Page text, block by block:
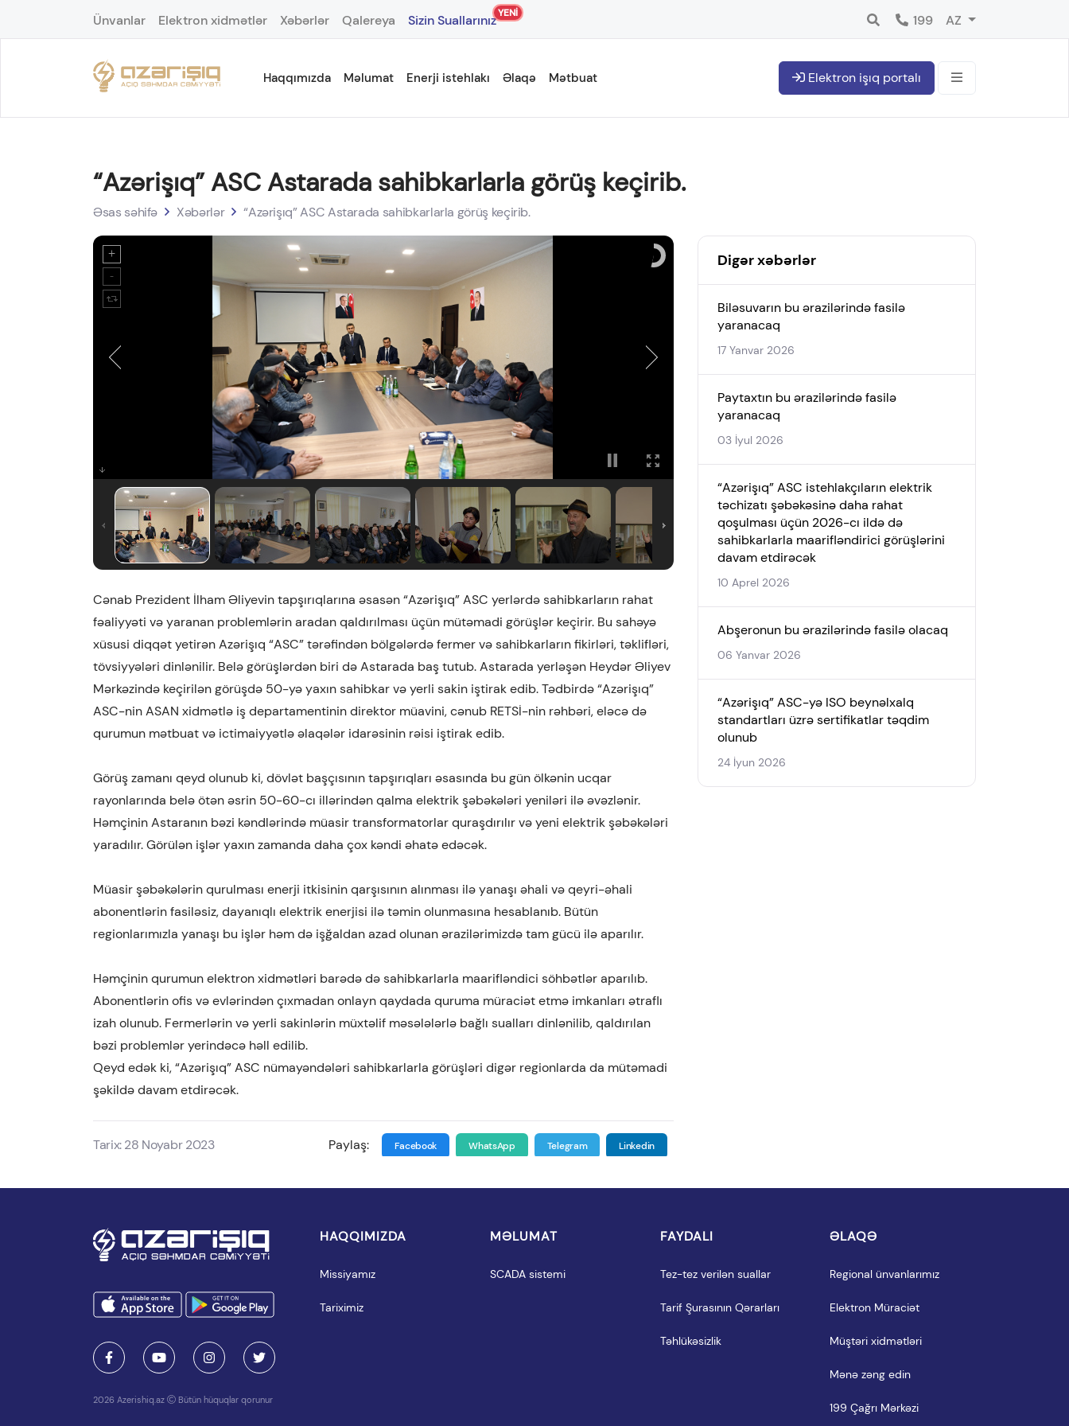
Ünvanlar Elektron xidmətlər Xəbərlər Qalereya Sizin SuallarınızYENİ 199 AZ
Haqqımızda Məlumat Enerji istehlakı Əlaqə Mətbuat Elektron işıq portalı
“Azərişıq” ASC Astarada sahibkarlarla görüş keçirib.
Əsas səhifə Xəbərlər “Azərişıq” ASC Astarada sahibkarlarla görüş keçirib.
Cənab Prezident İlham Əliyevin tapşırıqlarına əsasən “Azərişıq” ASC yerlərdə sahibkarların rahat
fəaliyyəti və yaranan problemlərin aradan qaldırılması üçün mütəmadi görüşlər keçirir. Bu sahəyə
xüsusi diqqət yetirən Azərişıq “ASC” tərəfindən bölgələrdə fermer və sahibkarların fikirləri, təklifləri,
tövsiyyələri dinlənilir. Belə görüşlərdən biri də Astarada baş tutub. Astarada yerləşən Heydər Əliyev
Mərkəzində keçirilən görüşdə 50-yə yaxın sahibkar və yerli sakin iştirak edib. Tədbirdə “Azərişıq”
ASC-nin ASAN xidmətlə iş departamentinin direktor müavini, cənub RETSİ-nin rəhbəri, eləcə də
qurumun mətbuat və ictimaiyyətlə əlaqələr idarəsinin rəisi iştirak edib.
Görüş zamanı qeyd olunub ki, dövlət başçısının tapşırıqları əsasında bu gün ölkənin ucqar
rayonlarında belə ötən əsrin 50-60-cı illərindən qalma elektrik şəbəkələri yeniləri ilə əvəzlənir.
Həmçinin Astaranın bəzi kəndlərində müasir transformatorlar quraşdırılır və yeni elektrik şəbəkələri
yaradılır. Görülən işlər yaxın zamanda daha çox kəndi əhatə edəcək.
Müasir şəbəkələrin qurulması enerji itkisinin qarşısının alınması ilə yanaşı əhali və qeyri-əhali
abonentlərin fasiləsiz, dayanıqlı elektrik enerjisi ilə təmin olunmasına hesablanıb. Bütün
regionlarımızla yanaşı bu işlər həm də işğaldan azad olunan ərazilərimizdə tam gücü ilə aparılır.
Həmçinin qurumun elektron xidmətləri barədə də sahibkarlarla maarifləndici söhbətlər aparılıb.
Abonentlərin ofis və evlərindən çıxmadan onlayn qaydada quruma müraciət etmə imkanları ətraflı
izah olunub. Fermerlərin və yerli sakinlərin müxtəlif məsələlərlə bağlı sualları dinlənilib, qaldırılan
bəzi problemlər yerindəcə həll edilib.
Qeyd edək ki, “Azərişıq” ASC nümayəndələri sahibkarlarla görüşləri digər regionlarda da mütəmadi
şəkildə davam etdirəcək.
Tarix: 28 Noyabr 2023 Paylaş: Facebook WhatsApp Telegram Linkedin
Digər xəbərlər
Biləsuvarın bu ərazilərində fasilə
yaranacaq
17 Yanvar 2026
Paytaxtın bu ərazilərində fasilə
yaranacaq
03 İyul 2026
“Azərişıq” ASC istehlakçıların elektrik
təchizatı şəbəkəsinə daha rahat
qoşulması üçün 2026-cı ildə də
sahibkarlarla maarifləndirici görüşlərini
davam etdirəcək
10 Aprel 2026
Abşeronun bu ərazilərində fasilə olacaq
06 Yanvar 2026
“Azərişıq” ASC-yə ISO beynəlxalq
standartları üzrə sertifikatlar təqdim
olunub
24 İyun 2026
2026 Azerishiq.az Bütün hüquqlar qorunur
HAQQIMIZDA
Missiyamız
Tariximiz
MƏLUMAT
SCADA sistemi
FAYDALI
Tez-tez verilən suallar
Tarif Şurasının Qərarları
Təhlükəsizlik
ƏLAQƏ
Regional ünvanlarımız
Elektron Müraciət
Müştəri xidmətləri
Mənə zəng edin
199 Çağrı Mərkəzi